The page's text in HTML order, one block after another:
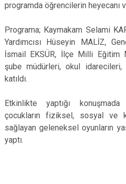
programda öğrencilerin heyecanı
Programa; Kaymakam Selami
Yardımcısı Hüseyin MALİZ,
İsmail EKSÜR, İlçe Milli Eğitim
şube müdürleri, okul
katıldı.
Etkinlikte yaptığı konuşmada
çocukların fiziksel, sosyal ve
sağlayan geleneksel oyunların
yaptı.